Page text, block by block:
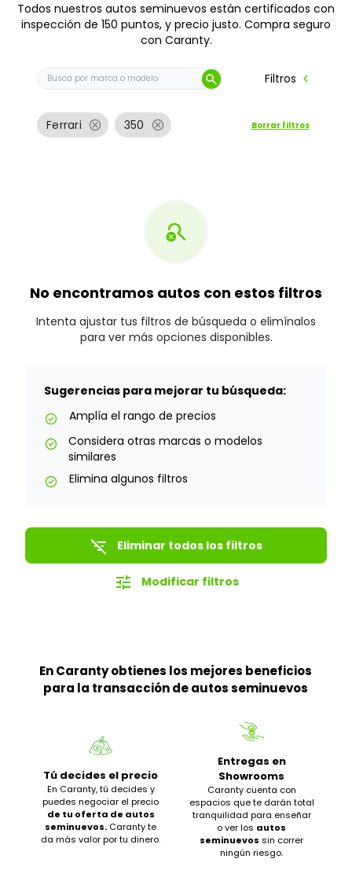
Todos nuestros autos seminuevos están certificados con
inspección de 150 puntos, y precio justo. Compra seguro
con Caranty.
Buscar auto por marca o modelo
search Filtros chevron_left
Ferrari cancel 350 cancel Borrar filtros
search_off
No encontramos autos con estos filtros
Intenta ajustar tus filtros de búsqueda o elimínalos
para ver más opciones disponibles.
Sugerencias para mejorar tu búsqueda:
check_circle Amplía el rango de precios
check_circle
Considera otras marcas o modelos
similares
check_circle Elimina algunos filtros
filter_list_off Eliminar todos los filtros
tune Modificar filtros
En Caranty obtienes los mejores beneficios
para la transacción de autos seminuevos
Tú decides el precio
En Caranty, tú decides y
puedes negociar el precio
de tu oferta de autos
seminuevos. Caranty te
da más valor por tu dinero.
Entregas en
Showrooms
Caranty cuenta con
espacios que te darán total
tranquilidad para enseñar
o ver los autos
seminuevos sin correr
ningún riesgo.